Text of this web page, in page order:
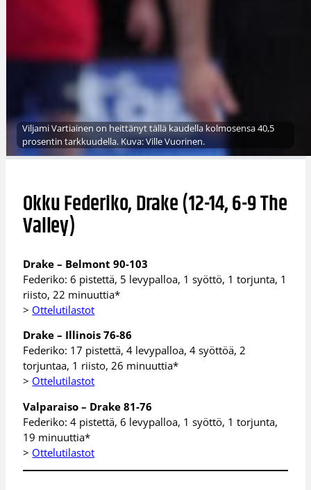
Viljami Vartiainen on heittänyt tällä kaudella kolmosensa 40,5
prosentin tarkkuudella. Kuva: Ville Vuorinen.
Okku Federiko, Drake (12-14, 6-9 The
Valley)
Drake – Belmont 90-103
Federiko: 6 pistettä, 5 levypalloa, 1 syöttö, 1 torjunta, 1
riisto, 22 minuuttia*
> Ottelutilastot
Drake – Illinois 76-86
Federiko: 17 pistettä, 4 levypalloa, 4 syöttöä, 2
torjuntaa, 1 riisto, 26 minuuttia*
> Ottelutilastot
Valparaiso – Drake 81-76
Federiko: 4 pistettä, 6 levypalloa, 1 syöttö, 1 torjunta,
19 minuuttia*
> Ottelutilastot